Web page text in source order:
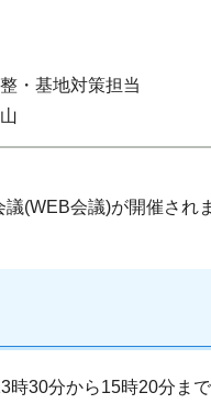
・基地対策担当
(WEB会議)が開催され
時30分から15時20分まで